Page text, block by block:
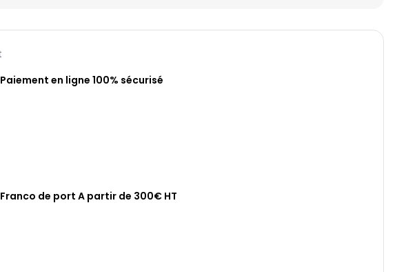
Paiement en ligne 100% sécurisé
Franco de port A partir de 300€ HT